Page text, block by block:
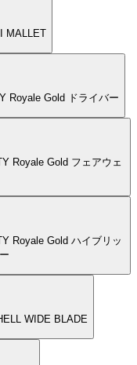
MALLET
Royale Gold ドライバー
Royale Gold フェアウェ
Royale Gold ハイブリッ
WIDE BLADE